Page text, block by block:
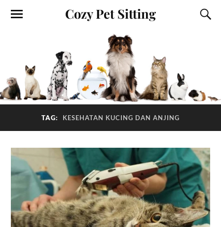
Cozy Pet Sitting
TAG: KESEHATAN KUCING DAN ANJING